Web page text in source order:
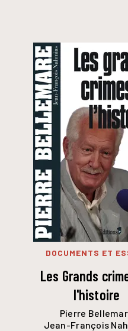
DOCUMENTS ET
Les Grands
l'histoire
Pierre
Jean-François